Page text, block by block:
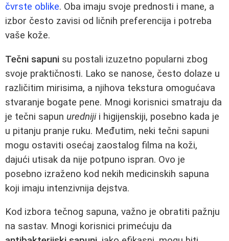
čvrste oblike. Oba imaju svoje prednosti i mane, a
izbor često zavisi od ličnih preferencija i potreba
vaše kože.
Tečni sapuni su postali izuzetno popularni zbog
svoje praktičnosti. Lako se nanose, često dolaze u
različitim mirisima, a njihova tekstura omogućava
stvaranje bogate pene. Mnogi korisnici smatraju da
je tečni sapun urednijii higijenskiji, posebno kada je
u pitanju pranje ruku. Međutim, neki tečni sapuni
mogu ostaviti osećaj zaostalog filma na koži,
dajući utisak da nije potpuno ispran. Ovo je
posebno izraženo kod nekih medicinskih sapuna
koji imaju intenzivnija dejstva.
Kod izbora tečnog sapuna, važno je obratiti pažnju
na sastav. Mnogi korisnici primećuju da